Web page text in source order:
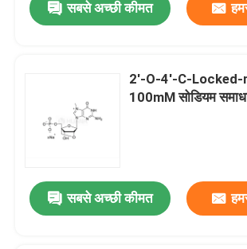
हमारे बारे में
सबसे अच्छी कीमत
2'-O-4'-C-Locked-
100mM सोडियम
सबसे अच्छी कीमत